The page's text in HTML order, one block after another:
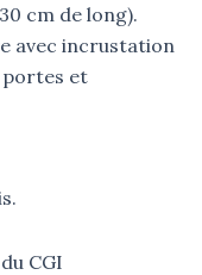
cm de long).
avec incrustation
portes et
CGI